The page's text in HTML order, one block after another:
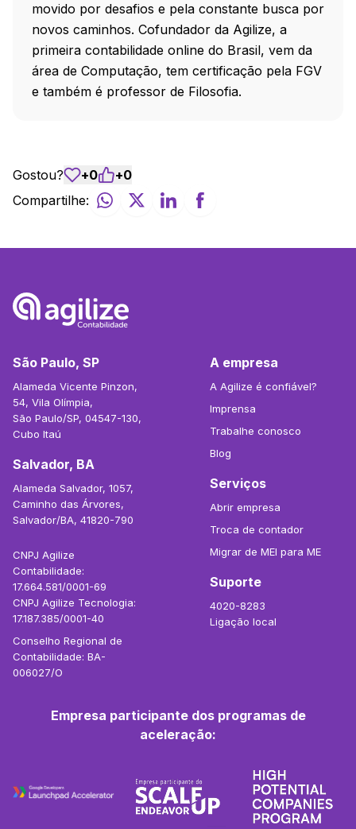
movido por desafios e pela constante busca por
novos caminhos. Cofundador da Agilize, a
primeira contabilidade online do Brasil, vem da
área de Computação, tem certificação pela FGV
e também é professor de Filosofia.
Gostou? +0 +0
Compartilhe:
São Paulo, SP
Alameda Vicente Pinzon,
54, Vila Olímpia,
São Paulo/SP, 04547-130,
Cubo Itaú
Salvador, BA
Alameda Salvador, 1057,
Caminho das Árvores,
Salvador/BA, 41820-790
CNPJ Agilize
Contabilidade:
17.664.581/0001-69
CNPJ Agilize Tecnologia:
17.187.385/0001-40
Conselho Regional de
Contabilidade: BA-
006027/O
A empresa
A Agilize é confiável?
Imprensa
Trabalhe conosco
Blog
Serviços
Abrir empresa
Troca de contador
Migrar de MEI para ME
Suporte
4020-8283
Ligação local
Empresa participante dos programas de
aceleração: